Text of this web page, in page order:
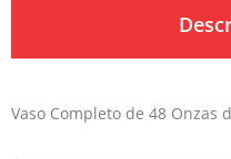
Vaso Completo de 48 Onzas